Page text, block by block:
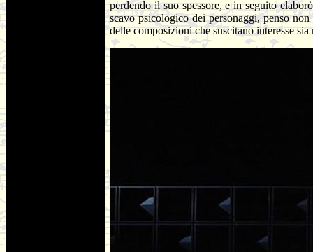
perdendo il suo spessore, e in seguito
scavo psicologico dei personaggi, penso
delle composizioni che suscitano interesse